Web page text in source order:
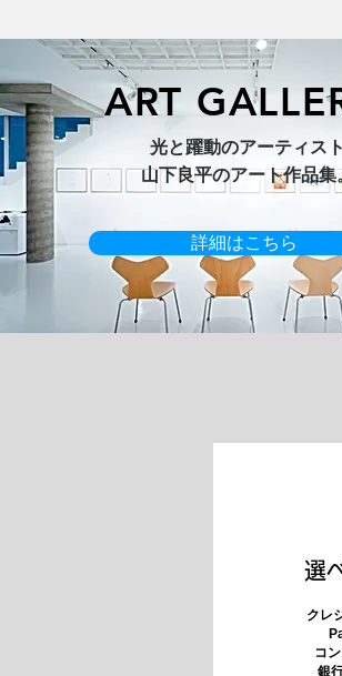
オリジナル原画【Splash image
3（digital
オリジナル原画【Horizon 2026-
1】
ART
光と躍動のアーティスト​
山下良平のアート作品集
詳細はこちら
選
クレ
コ
銀